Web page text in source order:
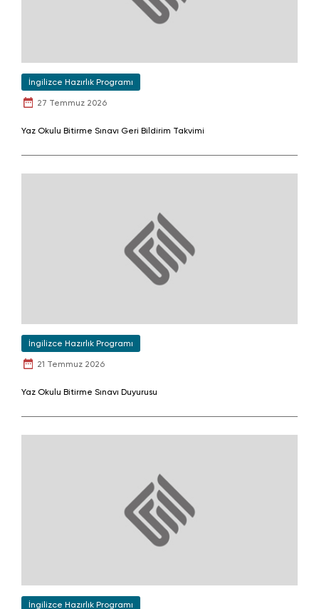
İngilizce Hazırlık Programı
27 Temmuz 2026
Yaz Okulu Bitirme Sınavı Geri Bildirim Takvimi
İngilizce Hazırlık Programı
21 Temmuz 2026
Yaz Okulu Bitirme Sınavı Duyurusu
İngilizce Hazırlık Programı